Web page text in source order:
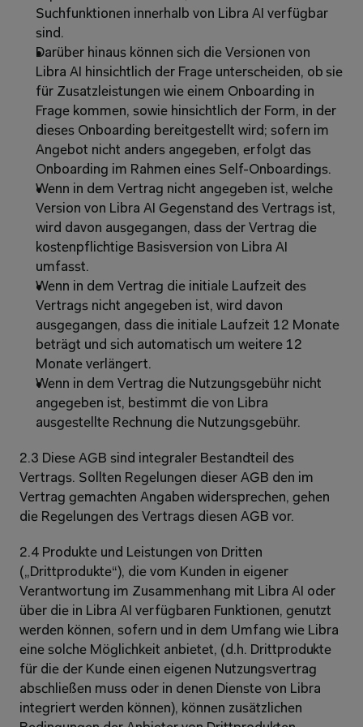
Suchfunktionen innerhalb von Libra AI verfügbar
sind.
Darüber hinaus können sich die Versionen von
Libra AI hinsichtlich der Frage unterscheiden, ob sie
für Zusatzleistungen wie einem Onboarding in
Frage kommen, sowie hinsichtlich der Form, in der
dieses Onboarding bereitgestellt wird; sofern im
Angebot nicht anders angegeben, erfolgt das
Onboarding im Rahmen eines Self-Onboardings.
Wenn in dem Vertrag nicht angegeben ist, welche
Version von Libra AI Gegenstand des Vertrags ist,
wird davon ausgegangen, dass der Vertrag die
kostenpflichtige Basisversion von Libra AI
umfasst.
Wenn in dem Vertrag die initiale Laufzeit des
Vertrags nicht angegeben ist, wird davon
ausgegangen, dass die initiale Laufzeit 12 Monate
beträgt und sich automatisch um weitere 12
Monate verlängert.
Wenn in dem Vertrag die Nutzungsgebühr nicht
angegeben ist, bestimmt die von Libra
ausgestellte Rechnung die Nutzungsgebühr.
2.3 Diese AGB sind integraler Bestandteil des
Vertrags. Sollten Regelungen dieser AGB den im
Vertrag gemachten Angaben widersprechen, gehen
die Regelungen des Vertrags diesen AGB vor.
2.4 Produkte und Leistungen von Dritten
(„Drittprodukte“), die vom Kunden in eigener
Verantwortung im Zusammenhang mit Libra AI oder
über die in Libra AI verfügbaren Funktionen, genutzt
werden können, sofern und in dem Umfang wie Libra
eine solche Möglichkeit anbietet, (d.h. Drittprodukte
für die der Kunde einen eigenen Nutzungsvertrag
abschließen muss oder in denen Dienste von Libra
integriert werden können), können zusätzlichen